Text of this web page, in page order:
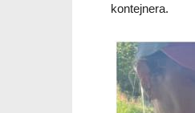
kontejnera.